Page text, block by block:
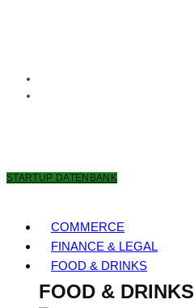
STARTUP DATENBANK
COMMERCE
FINANCE & LEGAL
FOOD & DRINKS
FOOD & DRINKS